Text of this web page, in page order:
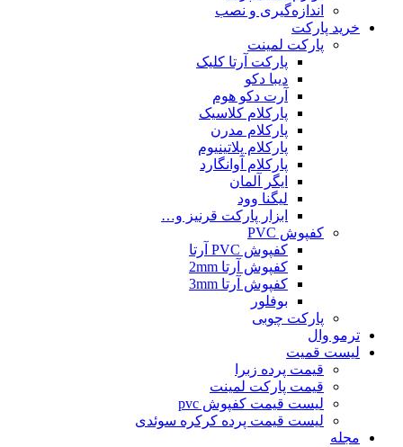
اندازه‌گیری و نصب
خرید پارکت
پارکت لمینت
پارکت آرتا کلیک
دیبا دکو
آرت دکو هوم
پارکلام کلاسیک
پارکلام مدرن
پارکلام پلاتینیوم
پارکلام آوانگارد
ایگر آلمان
لیگنا وود
ابزار پارکت قرنیز و…
کفپوش PVC
کفپوش PVC آرتا
کفپوش آرتا 2mm
کفپوش آرتا 3mm
بوفلور
پارکت چوبی
ترمو وال
لیست قمیت
قیمت پرده زبرا
قیمت پارکت لمینت
لیست قیمت کفپوش pvc
لیست قیمت پرده کرکره سوئدی
مجله